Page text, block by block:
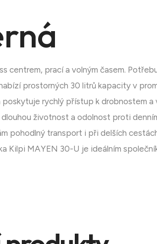
prací a volným časem.
prostorných 30 litrů kapacity v
rychlý přístup k drobnostem a
životnost a odolnost proti
pohodlný transport i při delších
Kilpi MAYEN 30-U je ideálním